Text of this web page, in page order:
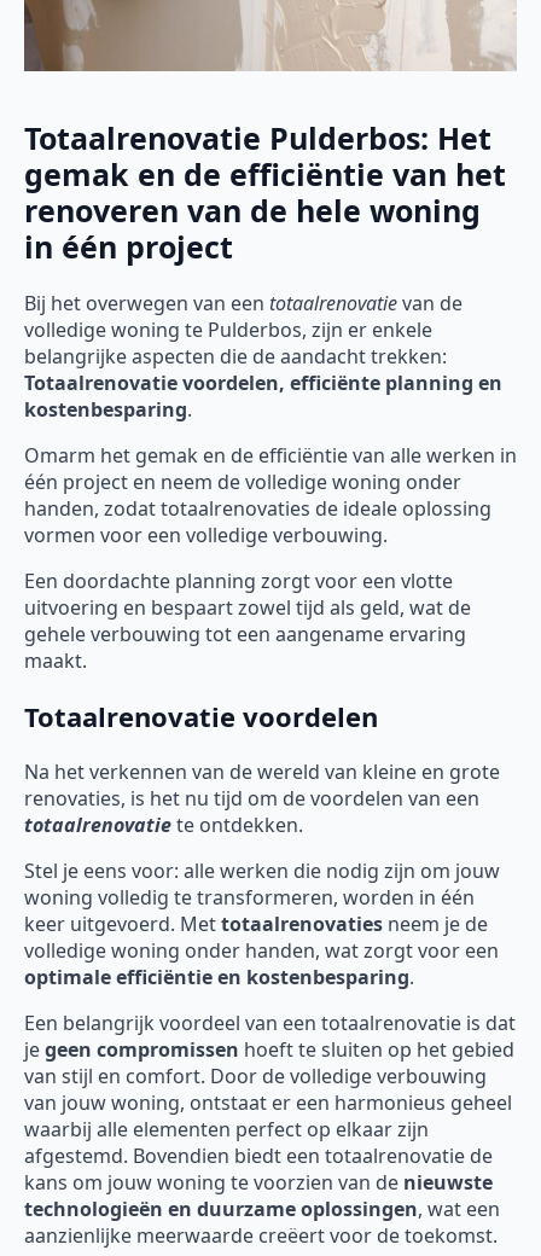
Totaalrenovatie Pulderbos: Het
gemak en de efficiëntie van het
renoveren van de hele woning
in één project
Bij het overwegen van een totaalrenovatievan de
volledige woning te Pulderbos, zijn er enkele
belangrijke aspecten die de aandacht trekken:
Totaalrenovatie voordelen, efficiënte planning en
kostenbesparing.
Omarm het gemak en de efficiëntie van alle werken in
één project en neem de volledige woning onder
handen, zodat totaalrenovaties de ideale oplossing
vormen voor een volledige verbouwing.
Een doordachte planning zorgt voor een vlotte
uitvoering en bespaart zowel tijd als geld, wat de
gehele verbouwing tot een aangename ervaring
maakt.
Totaalrenovatie voordelen
Na het verkennen van de wereld van kleine en grote
renovaties, is het nu tijd om de voordelen van een
totaalrenovatiete ontdekken.
Stel je eens voor: alle werken die nodig zijn om jouw
woning volledig te transformeren, worden in één
keer uitgevoerd. Mettotaalrenovaties neem je de
volledige woning onder handen, wat zorgt voor een
optimale efficiëntie en kostenbesparing.
Een belangrijk voordeel van een totaalrenovatie is dat
jegeen compromissen hoeft te sluiten op het gebied
van stijl en comfort. Door de volledige verbouwing
van jouw woning, ontstaat er een harmonieus geheel
waarbij alle elementen perfect op elkaar zijn
afgestemd. Bovendien biedt een totaalrenovatie de
kans om jouw woning te voorzien van de nieuwste
technologieën en duurzame oplossingen, wat een
aanzienlijke meerwaarde creëert voor de toekomst.